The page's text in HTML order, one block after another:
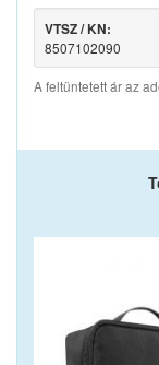
VTSZ / KN:
8507102090
A feltüntetett ár az